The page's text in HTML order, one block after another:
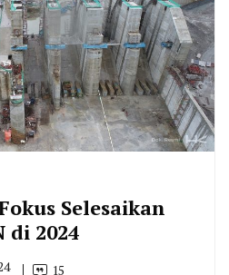
Selesaikan
di 2024
15